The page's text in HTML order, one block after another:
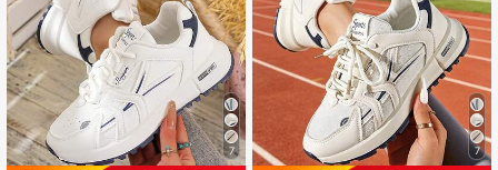
7 7